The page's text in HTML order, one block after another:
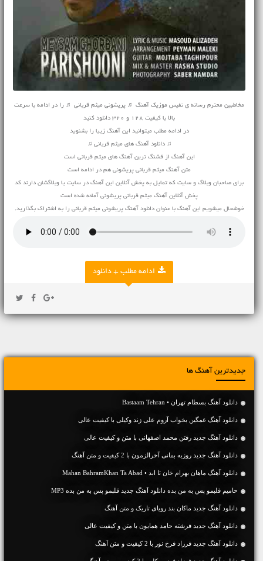
مخاطبین محترم رسانه ی نفیس موزیک آهنگ ♬ پریشونی میثم قربانی ♬ را در ادامه با سرعت
بالا با کیفیت 128 و 320 دانلود کنید
در ادامه مطلب میتوانید این آهنگ زیبا را بشنوید
♫ دانلود آهنگ های میثم قربانی ♫
این آهنگ از قشنگ ترین آهنگ های میثم قربانی است
متن آهنگ میثم قربانی پریشونی هم در ادامه است
برای صاحبان وبلاگ و سایت که تمایل به پخش آنلاین این آهنگ در سایت یا وبلاگشان دارند کد
پخش آنلاین آهنگ میثم قربانی پریشونی آماده شده است
خوشحال میشویم این آهنگ با عنوان دانلود آهنگ پریشونی میثم قربانی را به اشتراک بگذارید.
ادامه مطلب + دانلود
جدیدترین آهنگ ها
دانلود آهنگ بسطام تهران • Bastaam Tehran
دانلود آهنگ غمگین بخواب آروم علی زند وکیلی با کیفیت عالی
دانلود آهنگ جديد رفتن محمد اصفهانی با متن و کیفیت عالی
دانلود آهنگ جديد روزبه بمانی آخرالزمون با 2 کیفیت و متن آهنگ
دانلود آهنگ ماهان بهرام خان تا ابد • Mahan BahramKhan Ta Abad
حامیم قلبمو پس به من بده دانلود آهنگ جدید قلبمو پس به من بده MP3
دانلود آهنگ جديد ماکان بند رویای تاریک و متن آهنگ
دانلود آهنگ جديد فرشته حامد همایون با متن و کیفیت عالی
دانلود آهنگ جديد فرزاد فرخ نور با 2 کیفیت و متن آهنگ